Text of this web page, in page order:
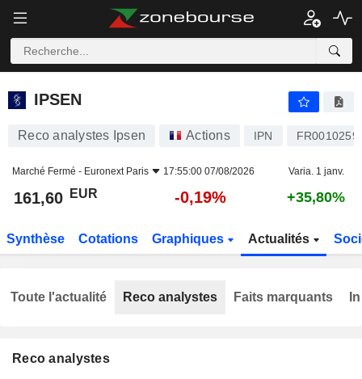
IPSEN
IPSEN
Reco analystes Ipsen Actions IPN
Marché Fermé - Euronext Paris 17:55:00 07/08/2026 Varia. 1 janv.
161,60 EUR -0,19% +35,80%
Synthèse Cotations Graphiques Actualités
Reco analystes
Toute l'actualité Reco analystes Faits marquants